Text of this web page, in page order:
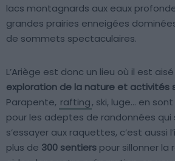
lacs montagnards aux eaux
grandes prairies enneigées
de sommets spectaculaires.
L’Ariège est donc un lieu où il est
exploration de la nature et activités
Parapente, rafting, ski, luge… en
pour les adeptes de randonnées
s’essayer aux raquettes, c’est aussi
plus de 300 sentiers pour sillonner la